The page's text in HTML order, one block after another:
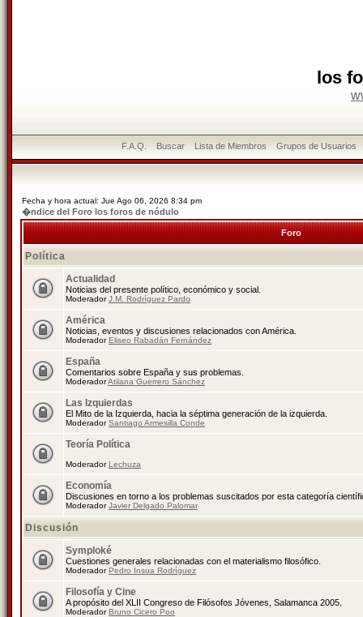
los
F.A.Q. Buscar Lista de Miembros Grupos de Usuarios
Fecha y hora actual: Jue Ago 06, 2026 8:34 pm
�ndice del Foro los foros de nódulo
Foro
Política
Actualidad
Noticias del presente político, económico y social.
ModeradorJ.M. Rodríguez Pardo
América
Noticias, eventos y discusiones relacionados con América.
ModeradorEliseo Rabadán Fernández
España
Comentarios sobre España y sus problemas.
ModeradorAtilana Guerrero Sánchez
Las Izquierdas
El Mito de la Izquierda, hacia la séptima generación de la izquierda.
ModeradorSantiago Armesilla Conde
Teoría Política
ModeradorLechuza
Economía
Discusiones en torno a los problemas suscitados por esta categoría
ModeradorJavier Delgado Palomar
Discusión
Symploké
Cuestiones generales relacionadas con el materialismo filosófico.
ModeradorPedro Insua Rodríguez
Filosofía y Cine
A propósito del XLII Congreso de Filósofos Jóvenes, Salamanca 2005.
ModeradorBruno Cicero Poo